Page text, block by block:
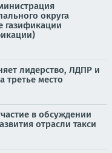
округа
газификации
лидерство, ЛДПР и
третье место
в обсуждении
отрасли такси